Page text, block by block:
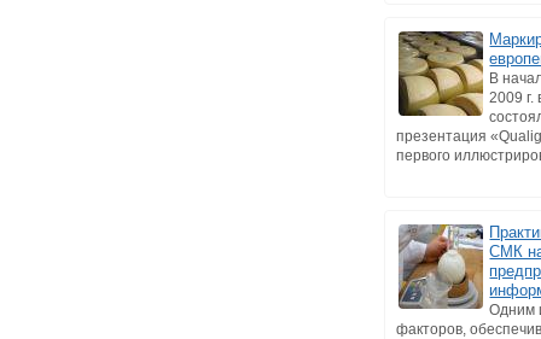
В
2009
презентация
первого
СМК
Одним
факторов,